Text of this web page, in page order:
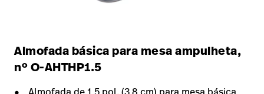
Almofada básica para mesa ampulheta,
nº O-AHTHP1.5